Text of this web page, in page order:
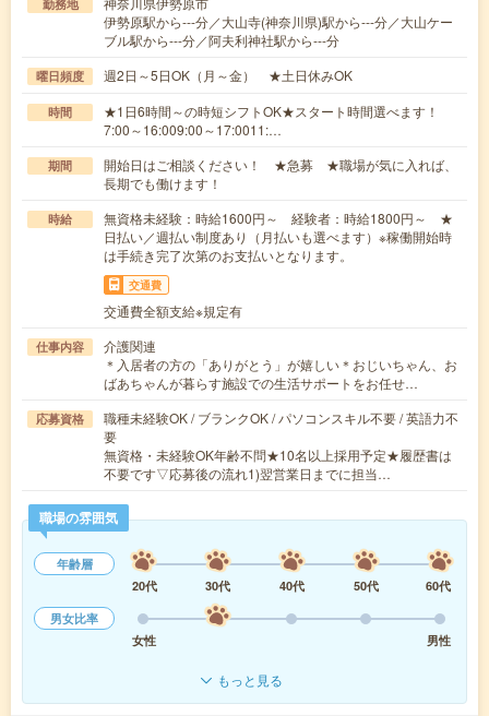
勤務地
伊勢原駅から---分／大山寺(神奈川県)駅から---分／大山ケー
ブル駅から---分／阿夫利神社駅から---分
曜日頻度 週2日～5日OK（月～金） ★土日休みOK
時間
★1日6時間～の時短シフトOK★スタート時間選べます！
7:00～16:009:00～17:0011:…
期間
開始日はご相談ください！ ★急募 ★職場が気に入れば、
長期でも働けます！
時給
無資格未経験：時給1600円～ 経験者：時給1800円～ ★
日払い／週払い制度あり（月払いも選べます）※稼働開始時
は手続き完了次第のお支払いとなります。
交通費
交通費全額支給※規定有
仕事内容
介護関連
＊入居者の方の「ありがとう」が嬉しい＊おじいちゃん、お
ばあちゃんが暮らす施設での生活サポートをお任せ…
応募資格
職種未経験OK / ブランクOK / パソコンスキル不要 / 英語力不
要
無資格・未経験OK年齢不問★10名以上採用予定★履歴書は
不要です▽応募後の流れ1)翌営業日までに担当…
職場の雰囲気
年齢層
20代
30代 40代 50代
60代
男女比率
女性
男性
もっと見る